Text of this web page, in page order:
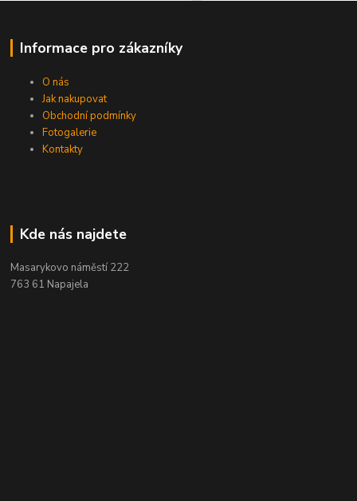
Informace pro zákazníky
O nás
Jak nakupovat
Obchodní podmínky
Fotogalerie
Kontakty
Kde nás najdete
Masarykovo náměstí 222
763 61 Napajela